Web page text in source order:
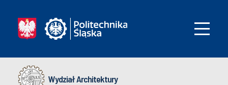
Wydział Architektury